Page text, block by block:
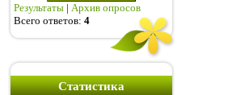
Результаты | Архив опросов
Всего ответов: 4
Статистика